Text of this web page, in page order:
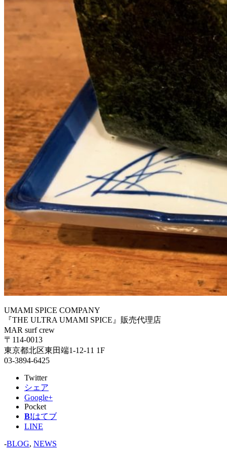
UMAMI SPICE COMPANY
『THE ULTRA UMAMI SPICE』販売代理店
MAR surf crew
〒114-0013
東京都北区東田端1-12-11 1F
03-3894-6425
Twitter
シェア
Google+
Pocket
B!はてブ
LINE
-BLOG, NEWS